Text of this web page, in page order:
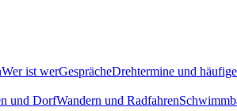
Wer ist werGesprächeDrehtermine und
und DorfWandern und Radfahren